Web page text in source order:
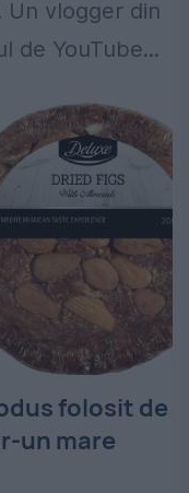
vlogger din
de YouTube...
folosit de
un mare